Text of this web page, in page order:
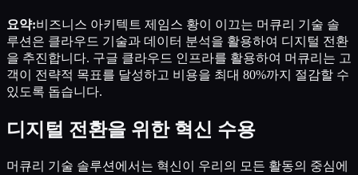
요약:비즈니스 아키텍트 제임스 황이 이끄는 머큐리 기술 솔
루션은 클라우드 기술과 데이터 분석을 활용하여 디지털 전환
을 추진합니다. 구글 클라우드 인프라를 활용하여 머큐리는 고
객이 전략적 목표를 달성하고 비용을 최대 80%까지 절감할 수
있도록 돕습니다.
디지털 전환을 위한 혁신 수용
머큐리 기술 솔루션에서는 혁신이 우리의 모든 활동의 중심에